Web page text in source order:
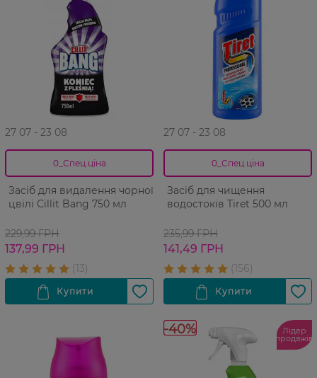
27 07 - 23 08
0_Спец.ціна
Засіб для видалення чорної
цвілі Cillit Bang 750 мл
229,99 ГРН
137,99 ГРН
27 07 - 23 08
0_Спец.ціна
Засіб для чищення
водостоків Tiret 500 мл
235,99 ГРН
141,49 ГРН
-40% Лідер
продажів